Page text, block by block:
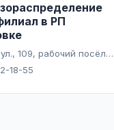
в РП
📍 Советская ул., 109, рабочий посёлок Кантемировка
18-55